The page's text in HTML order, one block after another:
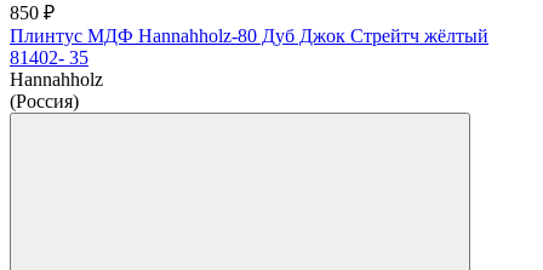
850 ₽
Плинтус МДФ Hannahholz-80 Дуб Джок Стрейтч жёлтый
81402- 35
Hannahholz
(Россия)